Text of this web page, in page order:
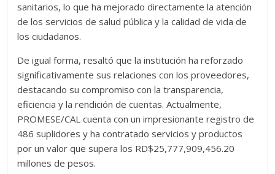
sanitarios, lo que ha mejorado directamente la atención
de los servicios de salud pública y la calidad de vida de
los ciudadanos.
De igual forma, resaltó que la institución ha reforzado
significativamente sus relaciones con los proveedores,
destacando su compromiso con la transparencia,
eficiencia y la rendición de cuentas. Actualmente,
PROMESE/CAL cuenta con un impresionante registro de
486 suplidores y ha contratado servicios y productos
por un valor que supera los RD$25,777,909,456.20
millones de pesos.